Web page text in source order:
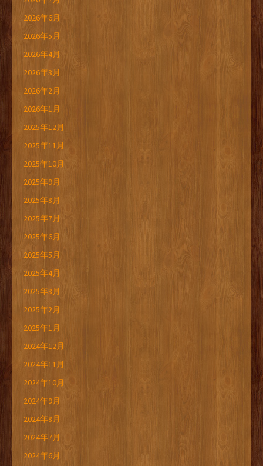
2026年6月
2026年5月
2026年4月
2026年3月
2026年2月
2026年1月
2025年12月
2025年11月
2025年10月
2025年9月
2025年8月
2025年7月
2025年6月
2025年5月
2025年4月
2025年3月
2025年2月
2025年1月
2024年12月
2024年11月
2024年10月
2024年9月
2024年8月
2024年7月
2024年6月